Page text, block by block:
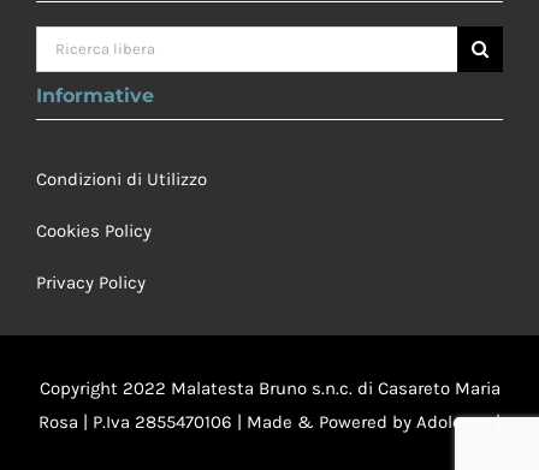
Cerca
per:
Informative
Condizioni di Utilizzo
Cookies Policy
Privacy Policy
Copyright 2022 Malatesta Bruno s.n.c. di Casareto Maria
Rosa | P.Iva 2855470106 | Made & Powered by Adolesco|